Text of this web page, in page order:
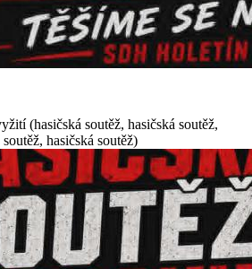
(hasičská soutěž, hasičská soutěž,
hasičská soutěž)